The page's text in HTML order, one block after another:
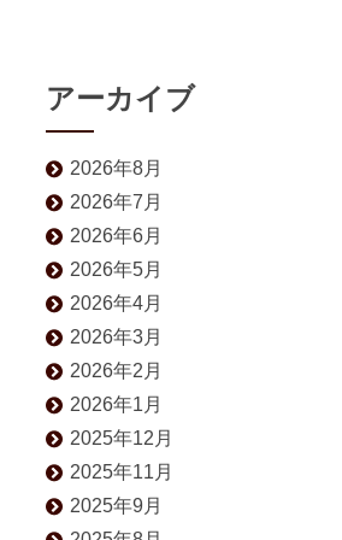
アーカイブ
2026年8月
2026年7月
2026年6月
2026年5月
2026年4月
2026年3月
2026年2月
2026年1月
2025年12月
2025年11月
2025年9月